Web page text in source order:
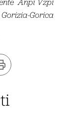
Anpi Vzpi
Gorizia-Gorica